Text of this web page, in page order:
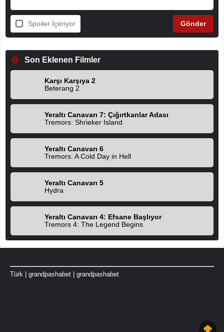
Spoiler İçeriyor
Son Eklenen Filmler
Karşı Karşıya 2
Beterang 2
Yeraltı Canavarı 7: Çığırtkanlar Adası
Tremors: Shrieker Island
Yeraltı Canavarı 6
Tremors: A Cold Day in Hell
Yeraltı Canavarı 5
Hydra
Yeraltı Canavarı 4: Efsane Başlıyor
Tremors 4: The Legend Begins
Türk | grandpashabet | grandpashabet